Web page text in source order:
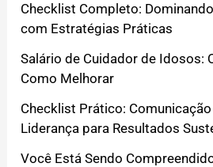
Checklist Completo:
com Estratégias Práticas
Salário de Cuidador de Idosos:
Como Melhorar
Checklist Prático:
Liderança para Resultados
Você Está Sendo